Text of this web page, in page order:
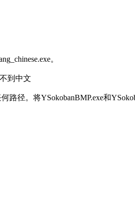
。
到中文
径。将YSokobanBMP.exe和